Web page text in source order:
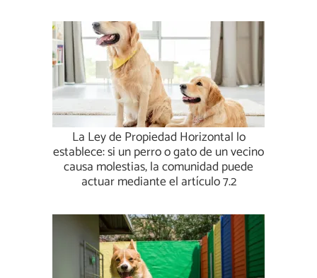
La Ley de Propiedad Horizontal lo
establece: si un perro o gato de un vecino
causa molestias, la comunidad puede
actuar mediante el artículo 7.2